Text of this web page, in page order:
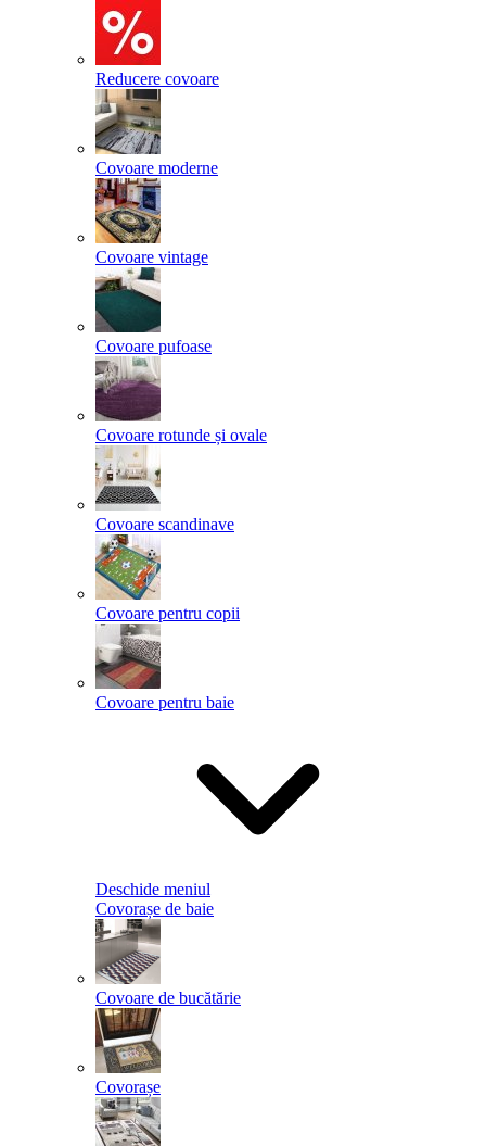
Reducere covoare
Covoare moderne
Covoare vintage
Covoare pufoase
Covoare rotunde și ovale
Covoare scandinave
Covoare pentru copii
Covoare pentru baie
Deschide meniul
Covorașe de baie
Covoare de bucătărie
Covorașe